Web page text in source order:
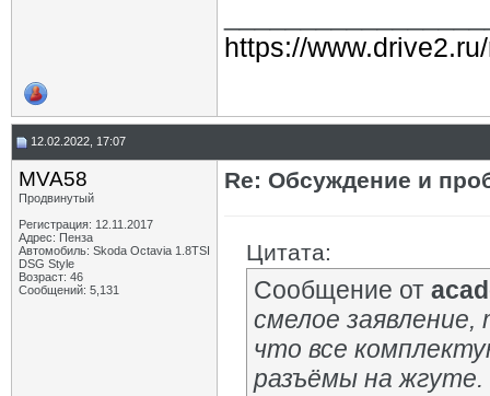
https://
12.02.2022, 17:07
MVA58
Продвинутый
Регистрация: 12.11.2017
Адрес: Пенза
Автомобиль: Skoda Octavia 1.8TSI
DSG Style
Возраст: 46
Сообщений: 5,131
Re: Обсуждение и
Цитата:
Сообщение от
смелое заявление,
что все
разъёмы на жгуте.